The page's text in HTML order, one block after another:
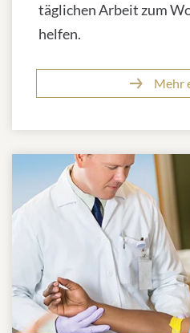
täglichen Arbeit zum
helfen.
Mehr